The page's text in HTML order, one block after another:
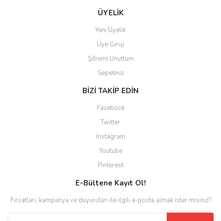
ÜYELİK
Yeni Üyelik
Üye Girişi
Şifremi Unuttum
Sepetiniz
BİZİ TAKİP EDİN
Facebook
Twitter
Instagram
Youtube
Pinterest
E-Bültene Kayıt Ol!
Fırsatları, kampanya ve duyuruları ile ilgili e-posta almak ister misiniz?